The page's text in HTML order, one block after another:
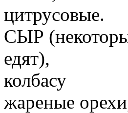
цитрусовые.
СЫР
едят),
колбасу
жареные